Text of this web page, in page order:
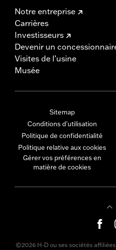
Notre entreprise
Carrières
Investisseurs
Devenir un
Visites de l’usine
Musée
Sitemap
Conditions d'utilisation
Politique de confidentialité
Politique relative aux cookies
Gérer vos préférences en
matière de cookies
©2026 H-D ou ses sociétés